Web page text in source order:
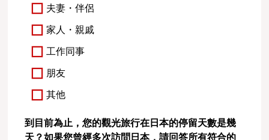
夫妻・伴侶
家人・親戚
工作同事
朋友
其他
到目前為止，您的觀光旅行在日本的停留天數是幾